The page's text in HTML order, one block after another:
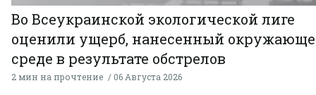
Во Всеукраинской экологической лиге
оценили ущерб, нанесенный
среде в результате обстрелов
2 мин на прочтение 06 Августа 2026